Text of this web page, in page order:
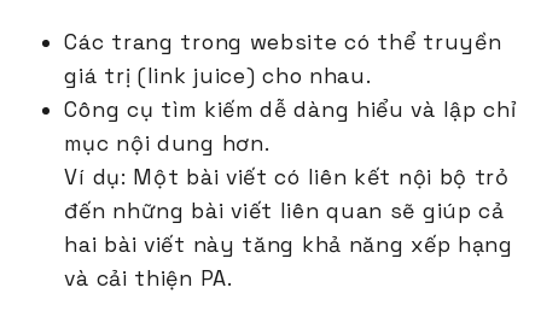
Các trang trong website có thể truyền
giá trị (link juice) cho nhau.
Công cụ tìm kiếm dễ dàng hiểu và lập chỉ
mục nội dung hơn.
Ví dụ: Một bài viết có liên kết nội bộ trỏ
đến những bài viết liên quan sẽ giúp cả
hai bài viết này tăng khả năng xếp hạng
và cải thiện PA.